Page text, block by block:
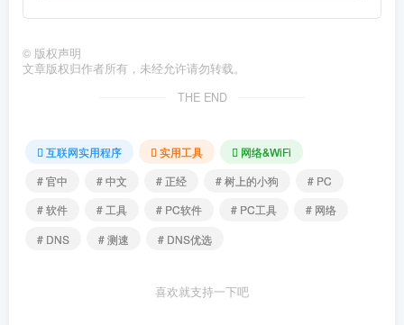
© 版权声明
文章版权归作者所有，未经允许请勿转载。
THE END
互联网实用程序 实用工具
网络&WiFi
# 官中
# 中文 # 正经 # 树上的小狗
# PC
# 软件
# 工具 # PC软件 # PC工具
# 网络
# DNS
# 测速 # DNS优选
喜欢就支持一下吧